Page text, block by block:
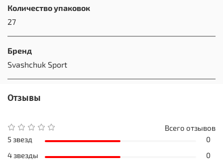
Количество упаковок
27
Бренд
Svashchuk Sport
Отзывы
Всего отзывов
5 звезд
0
4 звезды
0